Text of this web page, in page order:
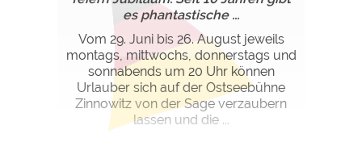
es phantastische ...
Vom 29. Juni bis 26. August jeweils
montags, mittwochs, donnerstags und
sonnabends um 20 Uhr können
Urlauber sich auf der Ostseebühne
Zinnowitz von der Sage verzaubern
lassen und die ...